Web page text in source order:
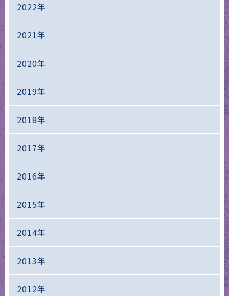
2022年
2021年
2020年
2019年
2018年
2017年
2016年
2015年
2014年
2013年
2012年